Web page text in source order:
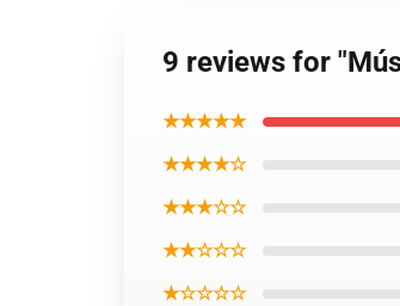
9 reviews for
★★★★★
★★★★☆
★★★☆☆
★★☆☆☆
★☆☆☆☆